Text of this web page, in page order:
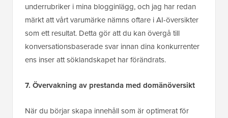
underrubriker i mina blogginlägg, och jag har redan
märkt att vårt varumärke nämns oftare i AI-översikter
som ett resultat. Detta gör att du kan övergå till
konversationsbaserade svar innan dina konkurrenter
ens inser att söklandskapet har förändrats.
7. Övervakning av prestanda med domänöversikt
När du börjar skapa innehåll som är optimerat för